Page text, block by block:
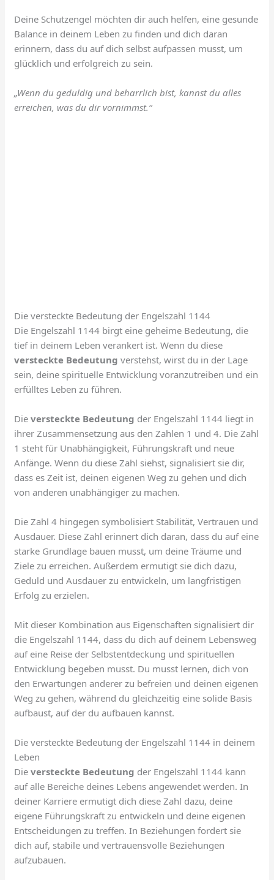
Deine Schutzengel möchten dir auch helfen, eine gesunde
Balance in deinem Leben zu finden und dich daran
erinnern, dass du auf dich selbst aufpassen musst, um
glücklich und erfolgreich zu sein.
„Wenn du geduldig und beharrlich bist, kannst du alles
erreichen, was du dir vornimmst.“
Die versteckte Bedeutung der Engelszahl 1144
Die Engelszahl 1144 birgt eine geheime Bedeutung, die
tief in deinem Leben verankert ist. Wenn du diese
versteckte Bedeutung verstehst, wirst du in der Lage
sein, deine spirituelle Entwicklung voranzutreiben und ein
erfülltes Leben zu führen.
Dieversteckte Bedeutung der Engelszahl 1144 liegt in
ihrer Zusammensetzung aus den Zahlen 1 und 4. Die Zahl
1 steht für Unabhängigkeit, Führungskraft und neue
Anfänge. Wenn du diese Zahl siehst, signalisiert sie dir,
dass es Zeit ist, deinen eigenen Weg zu gehen und dich
von anderen unabhängiger zu machen.
Die Zahl 4 hingegen symbolisiert Stabilität, Vertrauen und
Ausdauer. Diese Zahl erinnert dich daran, dass du auf eine
starke Grundlage bauen musst, um deine Träume und
Ziele zu erreichen. Außerdem ermutigt sie dich dazu,
Geduld und Ausdauer zu entwickeln, um langfristigen
Erfolg zu erzielen.
Mit dieser Kombination aus Eigenschaften signalisiert dir
die Engelszahl 1144, dass du dich auf deinem Lebensweg
auf eine Reise der Selbstentdeckung und spirituellen
Entwicklung begeben musst. Du musst lernen, dich von
den Erwartungen anderer zu befreien und deinen eigenen
Weg zu gehen, während du gleichzeitig eine solide Basis
aufbaust, auf der du aufbauen kannst.
Die versteckte Bedeutung der Engelszahl 1144 in deinem
Leben
Dieversteckte Bedeutung der Engelszahl 1144 kann
auf alle Bereiche deines Lebens angewendet werden. In
deiner Karriere ermutigt dich diese Zahl dazu, deine
eigene Führungskraft zu entwickeln und deine eigenen
Entscheidungen zu treffen. In Beziehungen fordert sie
dich auf, stabile und vertrauensvolle Beziehungen
aufzubauen.